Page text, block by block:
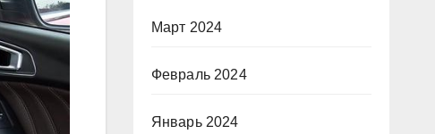
Март 2024
Февраль 2024
Январь 2024